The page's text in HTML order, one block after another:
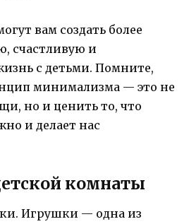
вам создать более
счастливую и
с детьми. Помните,
минимализма — это не
но и ценить то, что
и делает нас
комнаты
Игрушки — одна из